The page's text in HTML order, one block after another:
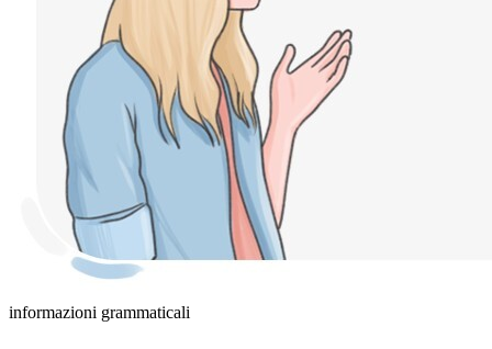
informazioni grammaticali